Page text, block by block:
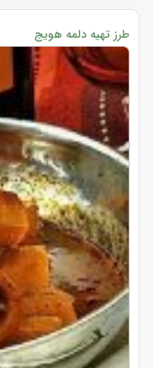
طرز تهیه دلمه هویج